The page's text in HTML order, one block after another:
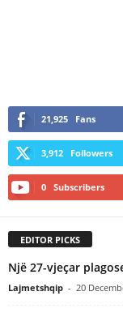
21,925 Fans
3,912 Followers
0 Subscribers
EDITOR PICKS
Një 27-vjeçar
Lajmetshqip - 20